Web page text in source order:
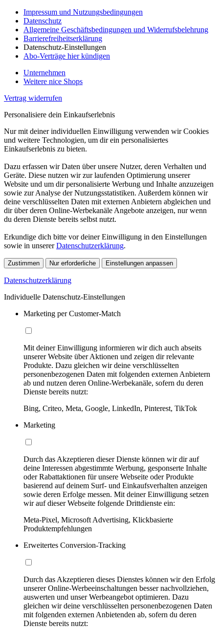
Impressum und Nutzungsbedingungen
Datenschutz
Allgemeine Geschäftsbedingungen und Widerrufsbelehrung
Barrierefreiheitserklärung
Datenschutz-Einstellungen
Abo-Verträge hier kündigen
Unternehmen
Weitere nice Shops
Vertrag widerrufen
Personalisiere dein Einkaufserlebnis
Nur mit deiner individuellen Einwilligung verwenden wir Cookies
und weitere Technologien, um dir ein personalisiertes
Einkaufserlebnis zu bieten.
Dazu erfassen wir Daten über unsere Nutzer, deren Verhalten und
Geräte. Diese nutzen wir zur laufenden Optimierung unserer
Website und um dir personalisierte Werbung und Inhalte anzuzeigen
sowie zur Analyse der Nutzungsstatistiken. Außerdem können wir
deine verschlüsselten Daten mit externen Anbietern abgleichen und
dir über deren Online-Werbekanäle Angebote anzeigen, nur wenn
du deren Dienste bereits selbst nutzt.
Erkundige dich bitte vor deiner Einwilligung in den Einstellungen
sowie in unsererDatenschutzerklärung.
Zustimmen Nur erforderliche Einstellungen anpassen
Datenschutzerklärung
Individuelle Datenschutz-Einstellungen
Marketing per Customer-Match
Mit deiner Einwilligung informieren wir dich auch abseits
unserer Website über Aktionen und zeigen dir relevante
Produkte. Dazu gleichen wir deine verschlüsselten
personenbezogenen Daten mit folgenden externen Anbietern
ab und nutzen deren Online-Werbekanäle, sofern du deren
Dienste bereits nutzt:
Bing, Criteo, Meta, Google, LinkedIn, Pinterest, TikTok
Marketing
Durch das Akzeptieren dieser Dienste können wir dir auf
deine Interessen abgestimmte Werbung, gesponserte Inhalte
oder Rabattaktionen für unsere Webseite oder Produkte
basierend auf deinem Surf- und Einkaufsverhalten anzeigen
sowie deren Erfolge messen. Mit deiner Einwilligung setzen
wir auf dieser Webseite folgende Drittdienste ein:
Meta-Pixel, Microsoft Advertising, Klickbasierte
Produktempfehlungen
Erweitertes Conversion-Tracking
Durch das Akzeptieren dieses Dienstes können wir den Erfolg
unserer Online-Werbeeinschaltungen besser nachvollziehen,
auswerten und unser Werbeangebot optimieren. Dazu
gleichen wir deine verschlüsselten personenbezogenen Daten
mit folgenden externen Anbietenden ab, sofern du deren
Dienste bereits nutzt: